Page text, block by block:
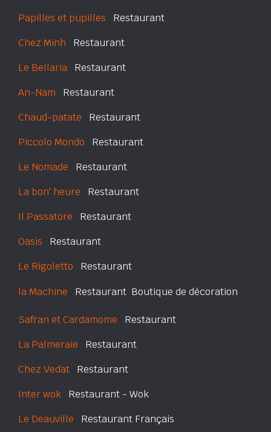
Papilles et pupilles Restaurant
Chez Minh Restaurant
Le Bellaria Restaurant
An-Nam Restaurant
Chaud-patate Restaurant
Piccolo Mondo Restaurant
Le Nomade Restaurant
La bon' heure Restaurant
Il Passatore Restaurant
Oasis Restaurant
Le Rigoletto Restaurant
la Machine Restaurant  Boutique de décoration
Safran et Cardamome Restaurant
La Palmeraie Restaurant
Chez Vedat Restaurant
Inter wok Restaurant - Wok
Le Deauville Restaurant Français